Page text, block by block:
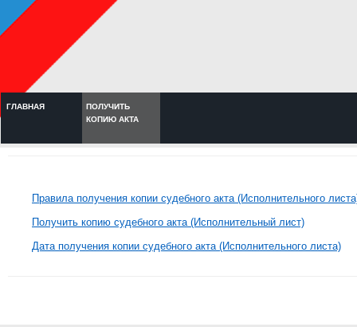
ГЛАВНАЯ
ПОЛУЧИТЬ
КОПИЮ АКТА
Правила получения копии судебного акта (Исполнительного
Получить копию судебного акта (Исполнительный лист)
Дата получения копии судебного акта (Исполнительного листа)